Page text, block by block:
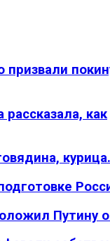
как
Путину